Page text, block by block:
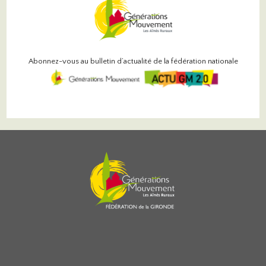
Abonnez-vous au bulletin d’actualité de la fédération nationale